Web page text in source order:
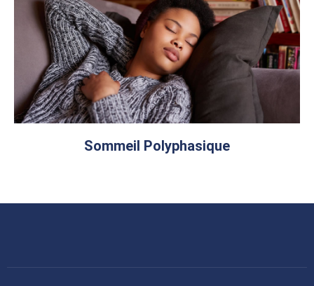
Sommeil Polyphasique